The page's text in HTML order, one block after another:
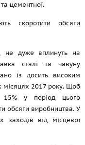
цементної.
скоротити обсяги
не дуже вплинуть на
сталі та чавуну
із досить високим
місяцях 2017 року. Щоб
у період цього
обсяги виробництва. У
від місцевої